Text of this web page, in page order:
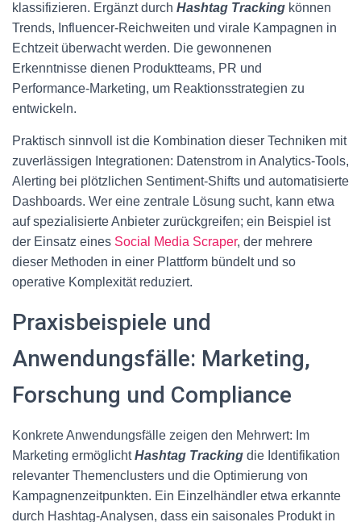
klassifizieren. Ergänzt durch Hashtag Tracking können
Trends, Influencer‑Reichweiten und virale Kampagnen in
Echtzeit überwacht werden. Die gewonnenen
Erkenntnisse dienen Produktteams, PR und
Performance‑Marketing, um Reaktionsstrategien zu
entwickeln.
Praktisch sinnvoll ist die Kombination dieser Techniken mit
zuverlässigen Integrationen: Datenstrom in Analytics‑Tools,
Alerting bei plötzlichen Sentiment‑Shifts und automatisierte
Dashboards. Wer eine zentrale Lösung sucht, kann etwa
auf spezialisierte Anbieter zurückgreifen; ein Beispiel ist
der Einsatz eines Social Media Scraper, der mehrere
dieser Methoden in einer Plattform bündelt und so
operative Komplexität reduziert.
Praxisbeispiele und
Anwendungsfälle: Marketing,
Forschung und Compliance
Konkrete Anwendungsfälle zeigen den Mehrwert: Im
Marketing ermöglichtHashtag Tracking die Identifikation
relevanter Themenclusters und die Optimierung von
Kampagnenzeitpunkten. Ein Einzelhändler etwa erkannte
durch Hashtag‑Analysen, dass ein saisonales Produkt in